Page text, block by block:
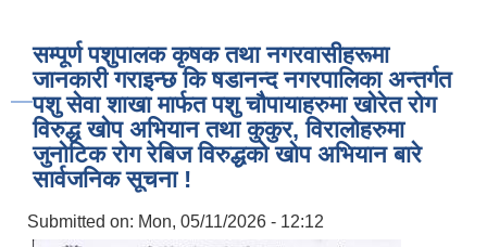
सम्पूर्ण पशुपालक कृषक तथा नगरवासीहरूमा
जानकारी गराइन्छ कि षडानन्द नगरपालिका अन्तर्गत
पशु सेवा शाखा मार्फत पशु चौपायाहरुमा खोरेत रोग
विरुद्ध खोप अभियान तथा कुकुर, विरालोहरुमा
जुनोटिक रोग रेबिज विरुद्धको खोप अभियान बारे
सार्वजनिक सूचना !
Submitted on: Mon, 05/11/2026 - 12:12